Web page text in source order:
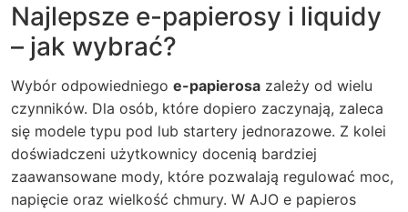
Najlepsze e-papierosy i liquidy
– jak wybrać?
Wybór odpowiedniego e-papierosa zależy od wielu
czynników. Dla osób, które dopiero zaczynają, zaleca
się modele typu pod lub startery jednorazowe. Z kolei
doświadczeni użytkownicy docenią bardziej
zaawansowane mody, które pozwalają regulować moc,
napięcie oraz wielkość chmury. W AJO e papieros